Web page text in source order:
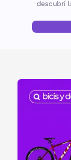
descubrí